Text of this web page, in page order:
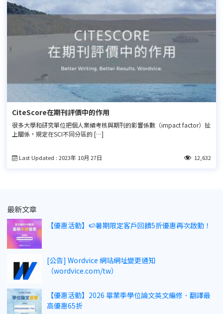
CiteScore在期刊評價中的作用
很多大學和研究單位把個人業績考核與期刊的影響係數（impact factor）扯
上關係，規定在SCI不同分區的 […]
Last Updated : 2023年 10月 27日 12,632
最新文章
【優惠活動】🍉暑期限定客戶回饋5折優惠再次啟動！
[公告] Wordvice 網站網址變更通知
（wordvice.com/tw）
【優惠活動】2026 畢業季學位論文英文編修．翻譯最
高優惠65折